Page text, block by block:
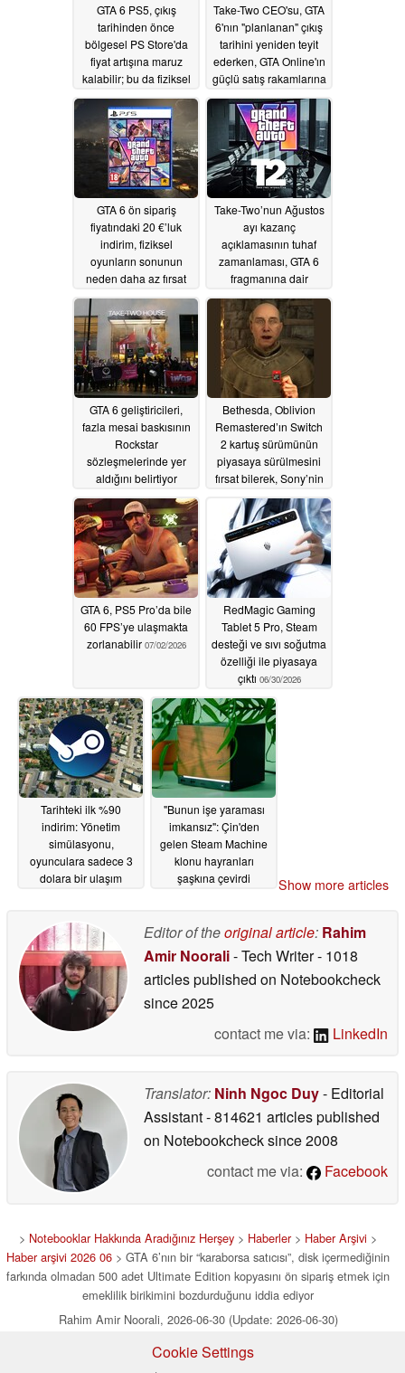
GTA 6 PS5, çıkış
tarihinden önce
bölgesel PS Store'da
fiyat artışına maruz
kalabilir; bu da fiziksel
sürümü daha ucuz
hale getirebilir.
07/19/2026
Take-Two CEO'su, GTA
6'nın "planlanan" çıkış
tarihini yeniden teyit
ederken, GTA Online'ın
güçlü satış rakamlarına
dikkat çekti.07/18/2026
GTA 6 ön sipariş
fiyatındaki 20 €’luk
indirim, fiziksel
oyunların sonunun
neden daha az fırsat
anlamına geldiğini
gösteriyor07/15/2026
Take-Two’nun Ağustos
ayı kazanç
açıklamasının tuhaf
zamanlaması, GTA 6
fragmanına dair
spekülasyonları
artırıyor
07/10/2026
GTA 6 geliştiricileri,
fazla mesai baskısının
Rockstar
sözleşmelerinde yer
aldığını belirtiyor
07/06/2026
Bethesda, Oblivion
Remastered’ın Switch
2 kartuş sürümünün
piyasaya sürülmesini
fırsat bilerek, Sony’nin
fiziksel PlayStation
oyunlarına son
vereceğini
duyurmasına bir
gönderme yaptı
07/05/2026
GTA 6, PS5 Pro’da bile
60 FPS’ye ulaşmakta
zorlanabilir 07/02/2026
RedMagic Gaming
Tablet 5 Pro, Steam
desteği ve sıvı soğutma
özelliği ile piyasaya
çıktı 06/30/2026
Tarihteki ilk %90
indirim: Yönetim
simülasyonu,
oyunculara sadece 3
dolara bir ulaşım
"Bunun işe yaraması
imkansız": Çin'den
gelen Steam Machine
klonu hayranları
şaşkına çevirdi
Show more articles
Editor of theoriginal article: Rahim
Amir Noorali- Tech Writer- 1018
articles published on Notebookcheck
since 2025
contact me via:
LinkedIn
Translator: Ninh Ngoc Duy- Editorial
Assistant- 814621 articles published
on Notebookchecksince 2008
contact me via:
Facebook
> Notebooklar Hakkında Aradığınız Herşey > Haberler> Haber Arşivi >
Haber arşivi 2026 06 > GTA 6’nın bir “karaborsa satıcısı”, disk içermediğinin
farkında olmadan 500 adet Ultimate Edition kopyasını ön sipariş etmek için
emeklilik birikimini bozdurduğunu iddia ediyor
Rahim Amir Noorali, 2026-06-30 (Update: 2026-06-30)
Cookie Settings